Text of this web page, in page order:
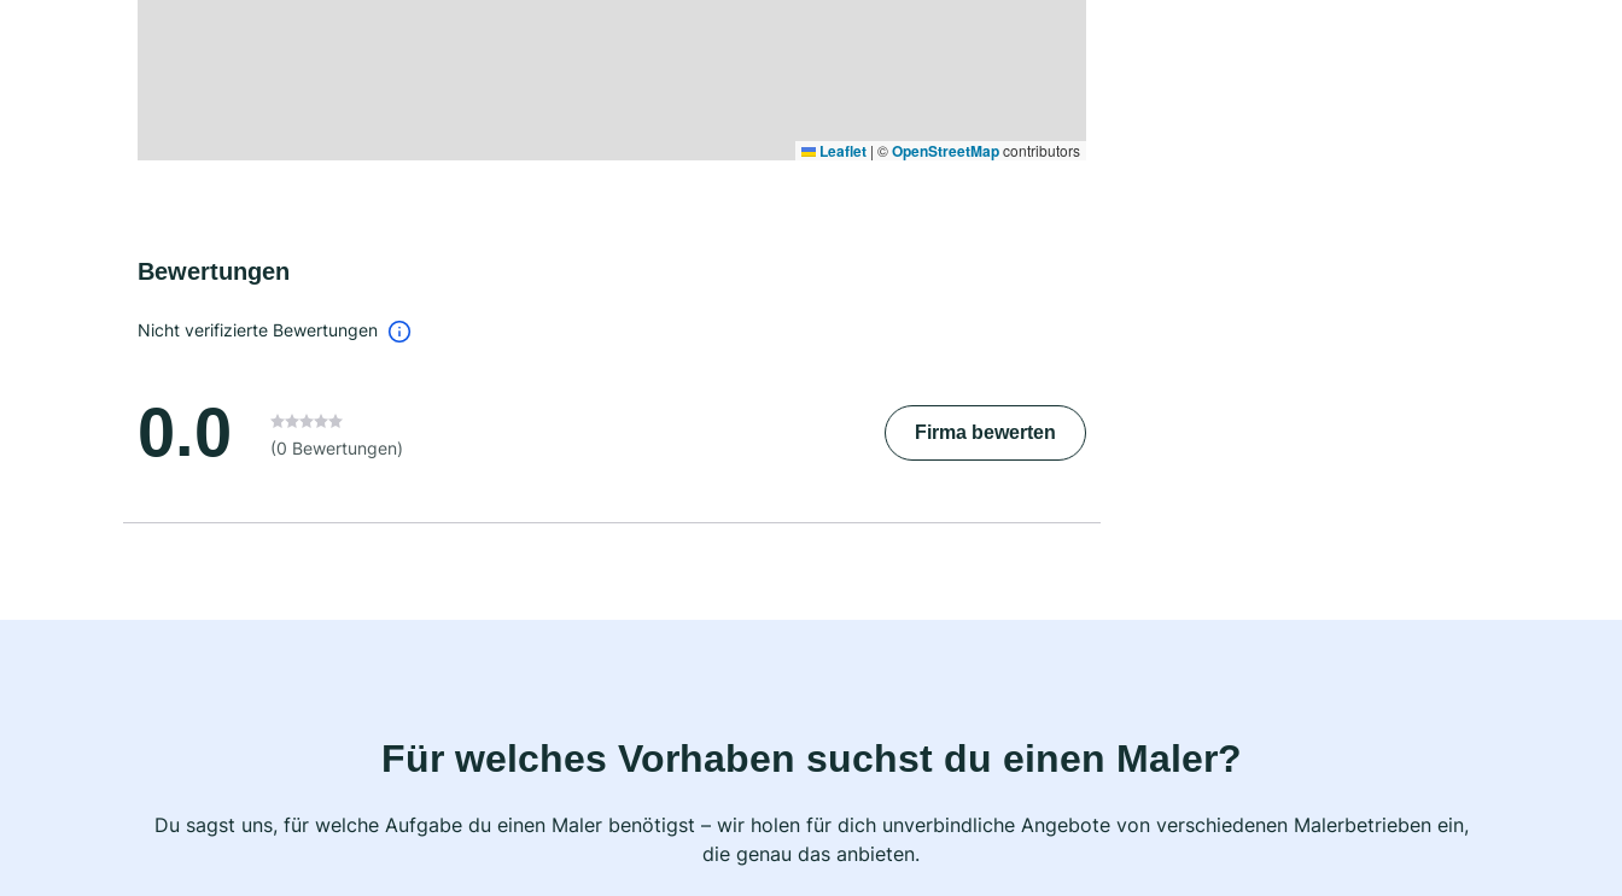
Leaflet | ©OpenStreetMapcontributors
Bewertungen
Nicht verifizierte Bewertungen
0.0 (0 Bewertungen)
Firma bewerten
Für welches Vorhaben suchst du einen Maler?
Du sagst uns, für welche Aufgabe du einen Maler benötigst – wir holen für dich unverbindliche Angebote von verschiedenen Malerbetrieben ein,
die genau das anbieten.